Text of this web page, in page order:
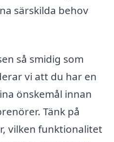
särskilda behov
så smidig som
vi att du har en
önskemål innan
Tänk på
vilken funktionalitet